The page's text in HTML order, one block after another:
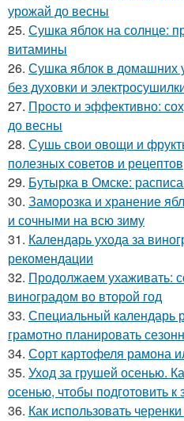
урожай до весны
25. Сушка яблок на солнце:
витамины
26. Сушка яблок в домашних
без духовки и
27. Просто и эффективно:
до весны
28. Сушь свои овощи и
полезных советов и рецептов
29. Бутырка в Омске:
30. Заморозка и хранение
и сочными на всю зиму
31. Календарь ухода за
рекомендации
32. Продолжаем ухаживать:
виноградом во второй год
33. Специальный календарь
грамотно планировать
34. Сорт картофеля рамона
35. Уход за грушей осенью.
осенью, чтобы подготовить к
36. Как использовать